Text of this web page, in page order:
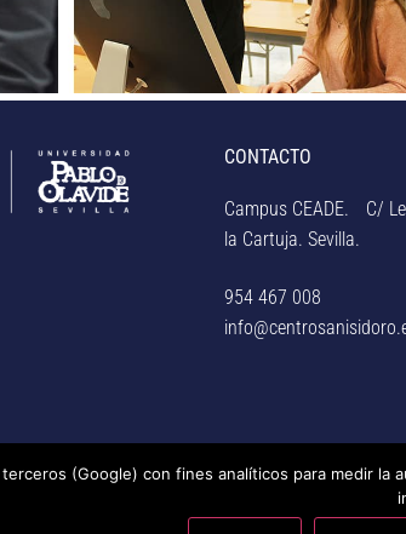
CONTACTO
Campus CEADE. C/
la Cartuja. Sevilla.
954 467 008
(Sevilla), adscrito a la Universidad Pablo de
de seguridad, código de conducta y RAT – –
(Google) con fines analíticos para medir